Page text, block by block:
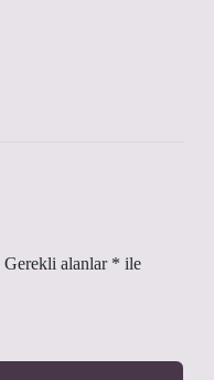
Gerekli alanlar * ile